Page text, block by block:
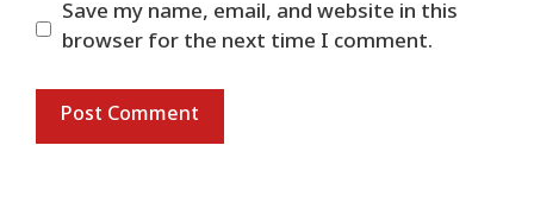
Save my name, email, and website in this
browser for the next time I comment.